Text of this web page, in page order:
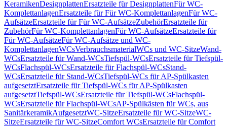
KeramikenDesignplattenErsatzteile für DesignplattenFür WC-
KomplettanlagenErsatzteile für Für WC-KomplettanlagenFür WC-
AufsätzeErsatzteile für Für WC-AufsätzeZubehörErsatzteile für
ZubehörFür WC-KomplettanlagenFür WC-AufsätzeErsatzteile für
Für WC-AufsätzeFür WC-Aufsätze und WC-
KomplettanlagenWCsVerbrauchsmaterialWCs und WC-SitzeWand-
WCsErsatzteile für Wand-WCsTiefspül-WCsErsatzteile für Tiefspül-
WCsFlachspül-WCsErsatzteile für Flachspül-WCsStand-
WCsErsatzteile für Stand-WCsTiefspül-WCs für AP-Spülkasten
aufgesetztErsatzteile für Tiefspül-WCs für AP-Spülkasten
aufgesetztTiefspül-WCsErsatzteile für Tiefspül-WCsFlachspül-
WCsErsatzteile für Flachspül-WCsAP-Spülkästen für WCs, aus
SanitärkeramikAufgesetztWC-SitzeErsatzteile für WC-SitzeWC-
SitzeErsatzteile für WC-SitzeComfort WCsErsatzteile für Comfort